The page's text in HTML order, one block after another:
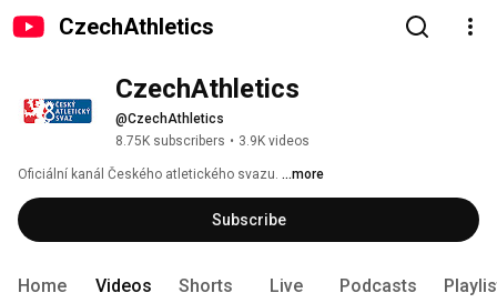
CzechAthletics
CzechAthletics
@CzechAthletics
8.75K subscribers • 3.9K videos
Oficiální kanál Českého atletického svazu. ...more
Subscribe
Home Videos Shorts Live Podcasts